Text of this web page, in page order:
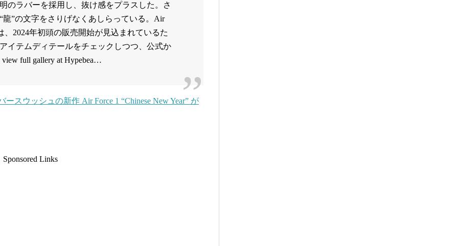
のラバーを採用し、抜け感をプラスした。さ
”の文字をさりげなくあしらっている。Air
、2024年初頭の販売開始が見込まれているた
イテムディテールをチェックしつつ、公式か
full gallery at Hypebea…
スウッシュの新作 Air Force 1 “Chinese New Year” が
Sponsored Links